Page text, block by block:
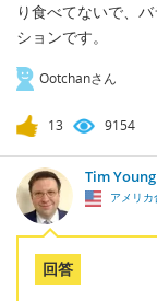
り食べてないで、
ションです。
Ootchanさん
13 9154
Tim Young
アメリカ
回答